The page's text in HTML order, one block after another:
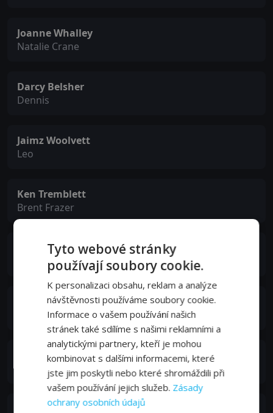
Joanne Whalley
Natalie Crane
Darcy Belsher
Dennis
Jaimz Woolvett
Leo
Ken Tremblett
Brent Frazer
Gillian Barber
Maddy Corrigan
Duncan Fraser
Martin Corrigan
Bruce Harwood
Hiro Kanagawa
Tyto webové stránky
používají soubory cookie.
K personalizaci obsahu, reklam a analýze
návštěvnosti používáme soubory cookie.
Informace o vašem používání našich
stránek také sdílíme s našimi reklamními a
analytickými partnery, kteří je mohou
kombinovat s dalšími informacemi, které
jste jim poskytli nebo které shromáždili při
vašem používání jejich služeb. Zásady
ochrany osobních údajů